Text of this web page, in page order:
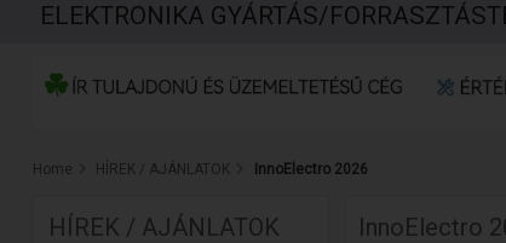
ELEKTRONIKA GYÁRTÁS/
Home HÍREK / AJÁNLATOK InnoElectro 2026
HÍREK / AJÁNLATOK InnoElectro